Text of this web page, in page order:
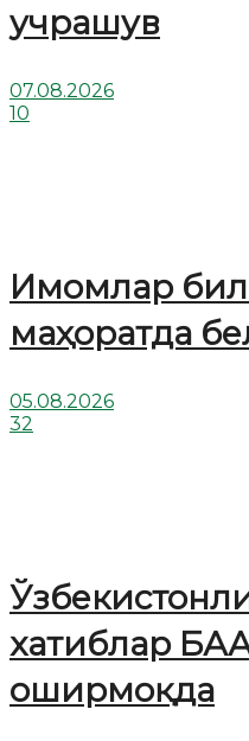
учрашув
07.08.2026
10
Имомлар
маҳоратда
05.08.2026
32
хатиблар
оширмоқда